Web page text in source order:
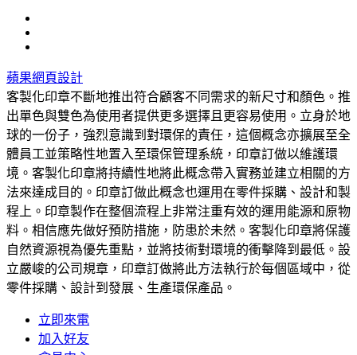
蘋果網頁設計
客製化印章不斷地推出符合顧客不同需求的新尺寸和顏色。推
出單色與雙色為使用者提供更多選擇且更容易使用。立身於地
球的一份子，強烈意識到對環保的責任，這個概念亦擴展至全
體員工並策略性地置入至環保管理系統，印章訂做以維護環
境。客製化印章將持續性地將此概念帶入實務並建立相關的方
法來達成目的。印章訂做此概念也運用在零件採購、設計和製
程上。印章製作在整個流程上非常注重有效的運用能源和原物
料。相信應先做好預防措施，防患於未然。客製化印章將保護
自然資源視為優先重點，並將技術對環境的衝擊降到最低。設
立嚴峻的公司規章，印章訂做將此方法執行於每個區域中，從
零件採購、設計到發展、生產環保產品。
立即來電
加入好友